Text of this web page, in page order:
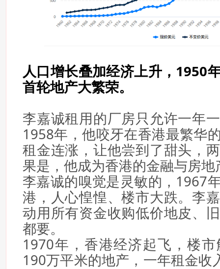
人口增长叠加经济上升，1950
首轮地产大繁荣。
李嘉诚租用的厂房只允许一年
1958年，他咬牙在香港最繁华
租金连涨，让他尝到了甜头，
果是，他成为香港的金融与房地
李嘉诚的嗅觉是灵敏的，1967
港，人心惶惶、楼市大跌。李
动用所有资金收购低价地皮、
都要。
1970年，香港经济起飞，楼
190万平米的地产，一年租金收